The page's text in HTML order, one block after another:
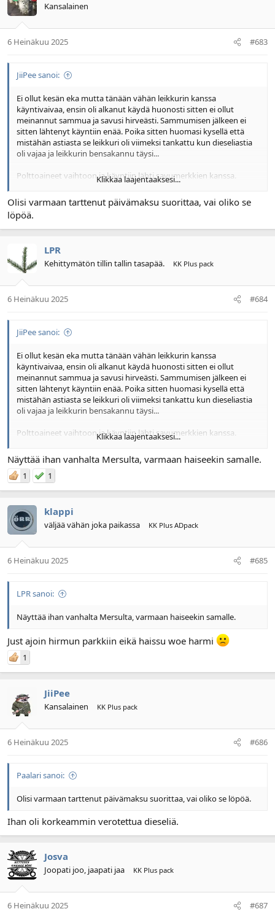
Kansalainen
6 Heinäkuu 2025 #683
JiiPee sanoi:
Ei ollut kesän eka mutta tänään vähän leikkurin kanssa
käyntivaivaa, ensin oli alkanut käydä huonosti sitten ei ollut
meinannut sammua ja savusi hirveästi. Sammumisen jälkeen ei
sitten lähtenyt käyntiin enää. Poika sitten huomasi kysellä että
mistähän astiasta se leikkuri oli viimeksi tankattu kun dieseliastia
oli vajaa ja leikkurin bensakannu täysi...
Polttoaineet vaihtoon ja käyntiin lähti savumerkkien kanssa.
Klikkaa laajentaaksesi...
Olisi varmaan tarttenut päivämaksu suorittaa, vai oliko se
löpöä.
LPR
Kehittymätön tillin tallin tasapää. KK Plus pack
6 Heinäkuu 2025 #684
JiiPee sanoi:
Ei ollut kesän eka mutta tänään vähän leikkurin kanssa
käyntivaivaa, ensin oli alkanut käydä huonosti sitten ei ollut
meinannut sammua ja savusi hirveästi. Sammumisen jälkeen ei
sitten lähtenyt käyntiin enää. Poika sitten huomasi kysellä että
mistähän astiasta se leikkuri oli viimeksi tankattu kun dieseliastia
oli vajaa ja leikkurin bensakannu täysi...
Polttoaineet vaihtoon ja käyntiin lähti savumerkkien kanssa.
Klikkaa laajentaaksesi...
Näyttää ihan vanhalta Mersulta, varmaan haiseekin samalle.
1 1
klappi
väljää vähän joka paikassa KK Plus ADpack
6 Heinäkuu 2025 #685
LPR sanoi:
Näyttää ihan vanhalta Mersulta, varmaan haiseekin samalle.
Just ajoin hirmun parkkiin eikä haissu woe harmi
1
JiiPee
Kansalainen KK Plus pack
6 Heinäkuu 2025 #686
Paalari sanoi:
Olisi varmaan tarttenut päivämaksu suorittaa, vai oliko se löpöä.
Ihan oli korkeammin verotettua dieseliä.
Josva
Joopati joo, jaapati jaa KK Plus pack
6 Heinäkuu 2025 #687